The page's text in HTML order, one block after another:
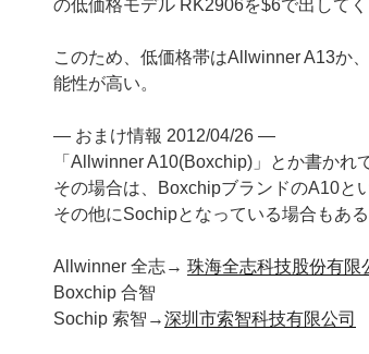
の低価格モデル RK2906を$6で出してく
このため、低価格帯はAllwinner A13か
能性が高い。
— おまけ情報 2012/04/26 —
「Allwinner A10(Boxchip)」とか書かれ
その場合は、BoxchipブランドのA10と
その他にSochipとなっている場合もある
Allwinner 全志→ 珠海全志科技股份有限
Boxchip 合智
Sochip 索智→深圳市索智科技有限公司